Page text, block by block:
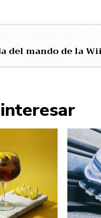
del mando de la